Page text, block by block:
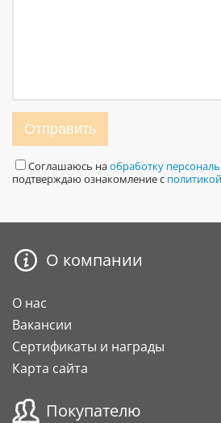
Отправить
Соглашаюсь наобработку
подтверждаю ознакомление с
О компании
О нас
Вакансии
Сертификаты и награды
Карта сайта
Покупателю